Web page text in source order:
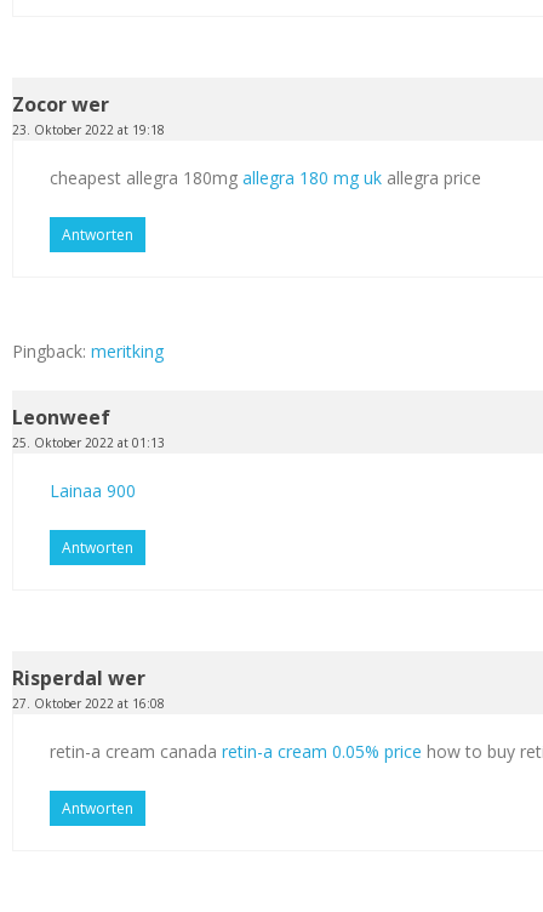
Zocor wer
23. Oktober 2022 at 19:18
cheapest allegra 180mg allegra 180 mg uk allegra price
Antworten
Pingback: meritking
Leonweef
25. Oktober 2022 at 01:13
Lainaa 900
Antworten
Risperdal wer
27. Oktober 2022 at 16:08
retin-a cream canada retin-a cream 0.05% price how to buy
Antworten